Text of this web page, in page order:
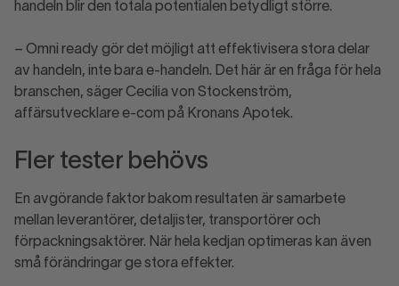
handeln blir den totala potentialen betydligt större.
– Omni ready gör det möjligt att effektivisera stora delar
av handeln, inte bara e-handeln. Det här är en fråga för hela
branschen, säger Cecilia von Stockenström,
affärsutvecklare e-com på Kronans Apotek.
Fler tester behövs
En avgörande faktor bakom resultaten är samarbete
mellan leverantörer, detaljister, transportörer och
förpackningsaktörer. När hela kedjan optimeras kan även
små förändringar ge stora effekter.